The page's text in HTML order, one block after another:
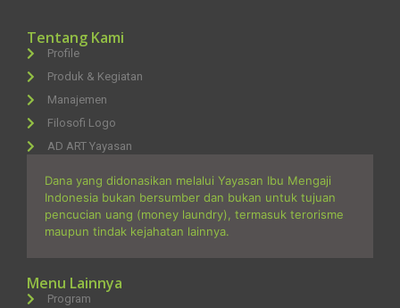
Tentang Kami
Profile
Produk & Kegiatan
Manajemen
Filosofi Logo
AD ART Yayasan
Dana yang didonasikan melalui Yayasan Ibu Mengaji
Indonesia bukan bersumber dan bukan untuk tujuan
pencucian uang (money laundry), termasuk terorisme
maupun tindak kejahatan lainnya.
Menu Lainnya
Program